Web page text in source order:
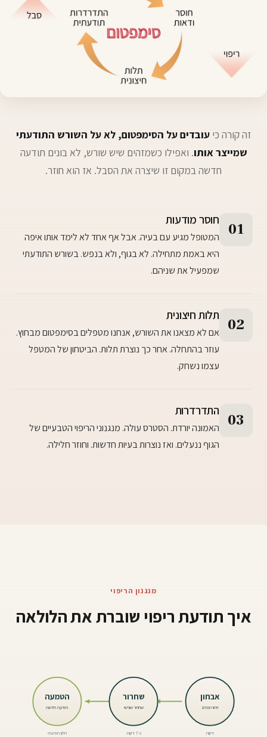
זה קורה כי עובדים על הסימפטום, לא על השורש התודעתי
שמייצר אותו. ואפילו כשמזהים שיש שורש, לא בונים תודעה
חדשה במקום זו שיצרה את הסבל. אז הוא חוזר.
01
חוסר מודעות
המטופל מגיע עם בעיה. אבל אף אחד לא לימד אותו איפה
היא באמת מתחילה. לא בגוף, ולא בנפש. בשורש התודעתי
שמפעיל את שניהם.
02
תלות חיצונית
אם לא מצאנו את השורש, אנחנו מטפלים בסימפטום מבחוץ.
עוזר בהתחלה. אחר כך נוצרת תלות. הביטחון של המטפל
עצמו נשחק.
03
התדרדרות
האמונה יורדת. הסטרס עולה. מנגנוני הריפוי הטבעיים של
הגוף ננעלים. ואז נוצרות בעיות חדשות. וחוזר חלילה.
מנגנון הריפוי
איך תודעת ריפוי שוברת את הלולאה
אבחון
זיהוי המתג
דקות
שחרור
שחרור שורשי
כ-7 דקות
הטמעה
תודעה חדשה
חלון תודעתי